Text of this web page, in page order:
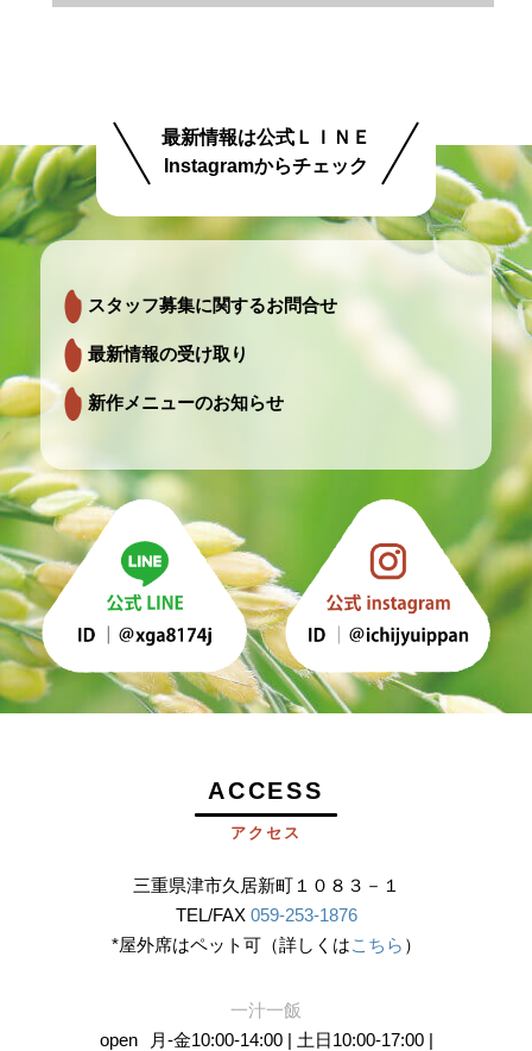
最新情報は公式ＬＩＮＥ
Instagramからチェック
スタッフ募集に関するお問合せ
最新情報の受け取り
新作メニューのお知らせ
ACCESS
アクセス
三重県津市久居新町１０８３－１
TEL/FAX 059-253-1876
*屋外席はペット可（詳しくはこちら ）
一汁一飯
open
月-金10:00-14:00 | 土日10:00-17:00 |